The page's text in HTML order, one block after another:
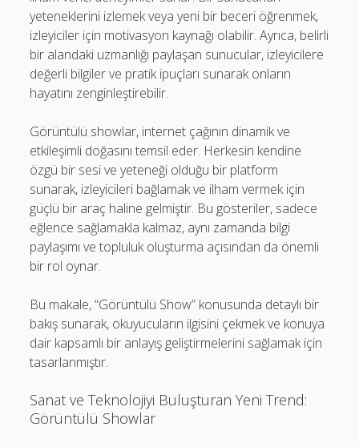
yeteneklerini izlemek veya yeni bir beceri öğrenmek,
izleyiciler için motivasyon kaynağı olabilir. Ayrıca, belirli
bir alandaki uzmanlığı paylaşan sunucular, izleyicilere
değerli bilgiler ve pratik ipuçları sunarak onların
hayatını zenginleştirebilir.
Görüntülü showlar, internet çağının dinamik ve
etkileşimli doğasını temsil eder. Herkesin kendine
özgü bir sesi ve yeteneği olduğu bir platform
sunarak, izleyicileri bağlamak ve ilham vermek için
güçlü bir araç haline gelmiştir. Bu gösteriler, sadece
eğlence sağlamakla kalmaz, aynı zamanda bilgi
paylaşımı ve topluluk oluşturma açısından da önemli
bir rol oynar.
Bu makale, “Görüntülü Show” konusunda detaylı bir
bakış sunarak, okuyucuların ilgisini çekmek ve konuya
dair kapsamlı bir anlayış geliştirmelerini sağlamak için
tasarlanmıştır.
Sanat ve Teknolojiyi Buluşturan Yeni Trend:
Görüntülü Showlar